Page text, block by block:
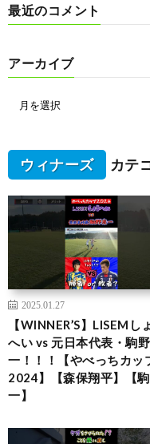
最近のコメント
アーカイブ
ウィナーズ カテ
2025.01.27
【WINNER’S】LISEMし
へい vs 元日本代表・駒
一！！！【やべっちカッ
2024】【森保翔平】【
一】